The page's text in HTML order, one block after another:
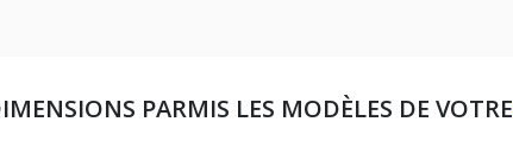
PARMIS LES MODÈLES DE VOTRE